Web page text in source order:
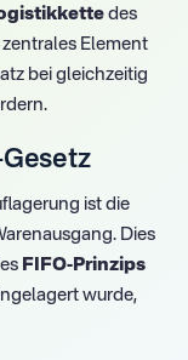
des
Element
bei gleichzeitig
ist die
Dies
FIFO-Prinzips
wurde,